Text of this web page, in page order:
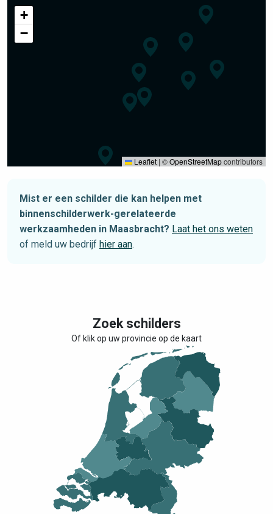
+
−
Leaflet | ©OpenStreetMapcontributors
Mist er een schilder die kan helpen met
binnenschilderwerk-gerelateerde
werkzaamheden in Maasbracht? Laat het ons weten
of meld uw bedrijf hier aan.
Zoek schilders
Of klik op uw provincie op de kaart